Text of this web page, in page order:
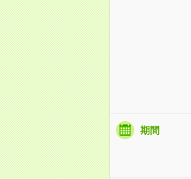
期間